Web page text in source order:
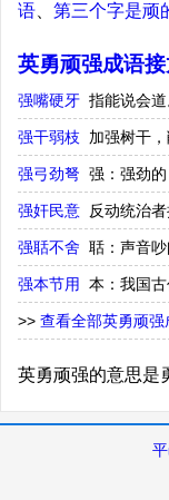
语
第三个字是顽
英勇顽强成语
强嘴硬牙 指能说会道
强干弱枝 加强树干
强弓劲弩 强：强劲的
强奸民意 反动统治
强聒不舍 聒：声音
强本节用 本：我国
>> 查看全部英勇顽强
英勇顽强的意思是